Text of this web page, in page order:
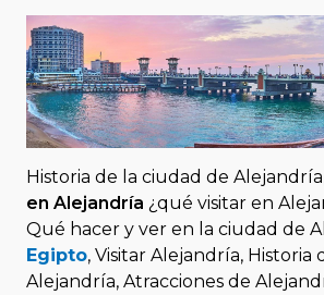
Historia de la ciudad de
en Alejandría ¿qué visitar en
Qué hacer y ver en la ciudad de
Egipto, Visitar Alejandría, Historia
Alejandría, Atracciones de